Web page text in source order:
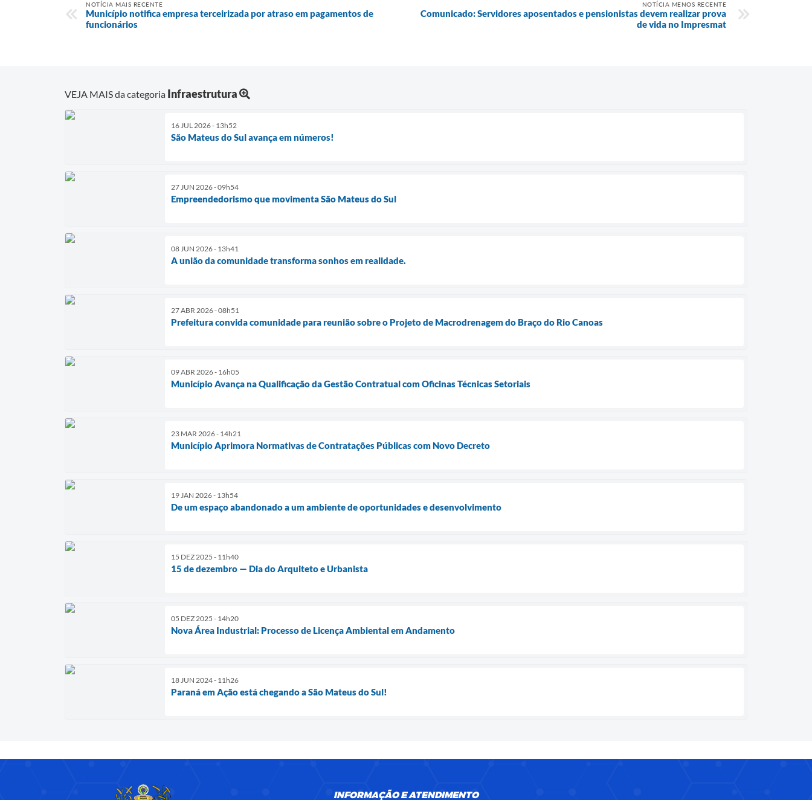
NOTÍCIA MAIS RECENTE
Município notifica empresa terceirizada por atraso em pagamentos de
funcionários
NOTÍCIA MENOS RECENTE
Comunicado: Servidores aposentados e pensionistas devem realizar prova
de vida no Impresmat
VEJA MAIS da categoria Infraestrutura
16 JUL 2026 - 13h52
São Mateus do Sul avança em números!
27 JUN 2026 - 09h54
Empreendedorismo que movimenta São Mateus do Sul
08 JUN 2026 - 13h41
A união da comunidade transforma sonhos em realidade.
27 ABR 2026 - 08h51
Prefeitura convida comunidade para reunião sobre o Projeto de Macrodrenagem do Braço do Rio Canoas
09 ABR 2026 - 16h05
Município Avança na Qualificação da Gestão Contratual com Oficinas Técnicas Setoriais
23 MAR 2026 - 14h21
Município Aprimora Normativas de Contratações Públicas com Novo Decreto
19 JAN 2026 - 13h54
De um espaço abandonado a um ambiente de oportunidades e desenvolvimento
15 DEZ 2025 - 11h40
15 de dezembro — Dia do Arquiteto e Urbanista
05 DEZ 2025 - 14h20
Nova Área Industrial: Processo de Licença Ambiental em Andamento
18 JUN 2024 - 11h26
Paraná em Ação está chegando a São Mateus do Sul!
INFORMAÇÃO E ATENDIMENTO